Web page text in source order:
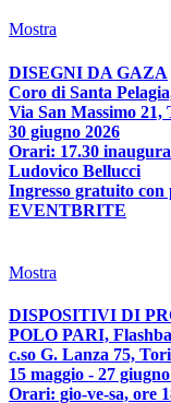
Mostra
DISEGNI DA GAZA
Coro di Santa
Via San Massimo 21,
30 giugno 2026
Orari: 17.30
Ludovico Bellucci
Ingresso gratuito
EVENTBRITE
Mostra
DISPOSITIVI DI
POLO PARI,
c.so G. Lanza 75,
15 maggio - 27
Orari: gio-ve-sa, ore